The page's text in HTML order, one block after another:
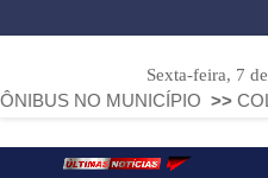
Sexta-feira, 7
MUNICÍPIO >> COLISÃO